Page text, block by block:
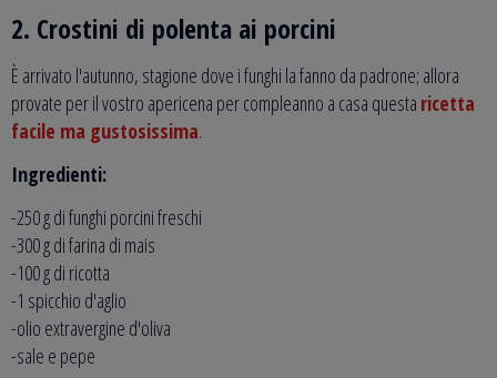
2. Crostini di polenta ai porcini
È arrivato l'autunno, stagione dove i funghi la fanno da padrone; allora
provate per il vostro apericena per compleanno a casa questa ricetta
facile ma gustosissima.
Ingredienti:
-250 g di funghi porcini freschi
-300 g di farina di mais
-100 g di ricotta
-1 spicchio d'aglio
-olio extravergine d'oliva
-sale e pepe